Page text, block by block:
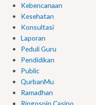
Kebencanaan
Kesehatan
Konsultasi
Laporan
Peduli Guru
Pendidikan
Public
QurbanMu
Ramadhan
Ringospin Casino